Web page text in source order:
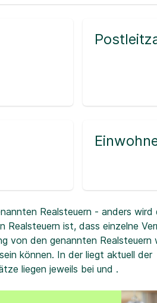
Realsteuern - anders
ist, dass einzelne
von den genannten Realsteuern
können. In der liegt aktuell der
liegen jeweils bei und .